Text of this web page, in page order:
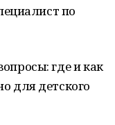
по
где и как
для детского